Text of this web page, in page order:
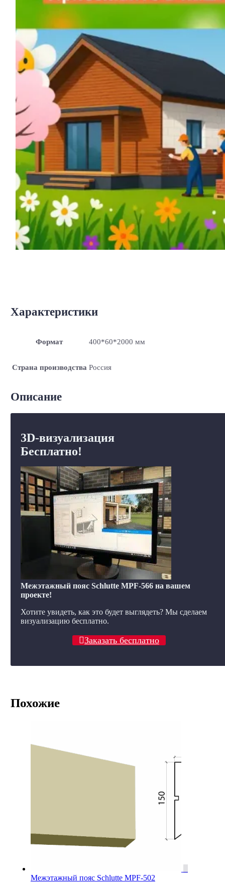
Характеристики
Формат 400*60*2000 мм
Страна производства Россия
Описание
3D-визуализация
Бесплатно!
Межэтажный пояс Schlutte MPF-566 на вашем
проекте!
Хотите увидеть, как это будет выглядеть? Мы сделаем
визуализацию бесплатно.
Заказать бесплатно
Похожие
Межэтажный пояс Schlutte MPF-502